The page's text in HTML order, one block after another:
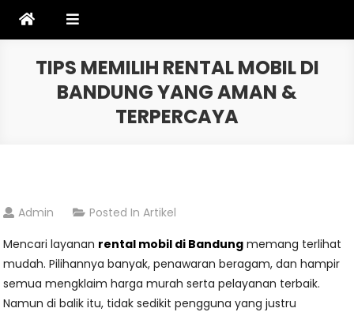
TIPS MEMILIH RENTAL MOBIL DI
BANDUNG YANG AMAN &
TERPERCAYA
Admin Posted InArtikel
Mencari layanan rental mobil di Bandung memang terlihat
mudah. Pilihannya banyak, penawaran beragam, dan hampir
semua mengklaim harga murah serta pelayanan terbaik.
Namun di balik itu, tidak sedikit pengguna yang justru